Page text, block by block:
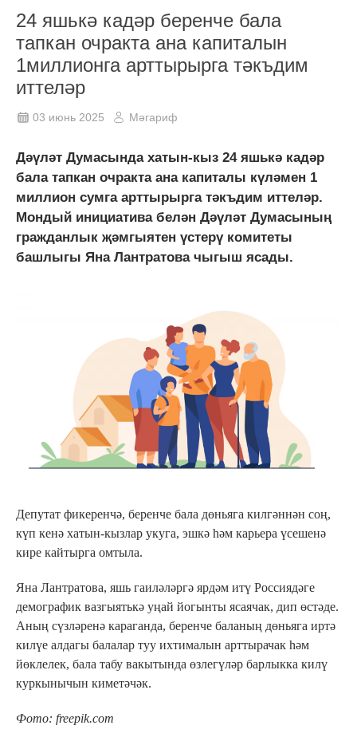
24 яшькә кадәр беренче бала
тапкан очракта ана капиталын
1миллионга арттырырга тәкъдим
иттеләр
03 июнь 2025 Мәгариф
Дәүләт Думасында хатын-кыз 24 яшькә кадәр
бала тапкан очракта ана капиталы күләмен 1
миллион сумга арттырырга тәкъдим иттеләр.
Мондый инициатива белән Дәүләт Думасының
гражданлык җәмгыятен үстерү комитеты
башлыгы Яна Лантратова чыгыш ясады.
Депутат фикеренчә, беренче бала дөньяга килгәннән соң,
күп кенә хатын-кызлар укуга, эшкә һәм карьера үсешенә
кире кайтырга омтыла.
Яна Лантратова, яшь гаиләләргә ярдәм итү Россиядәге
демографик вазгыятькә уңай йогынты ясаячак, дип өстәде.
Аның сүзләренә караганда, беренче баланың дөньяга иртә
килүе алдагы балалар туу ихтималын арттырачак һәм
йөклелек, бала табу вакытында өзлегүләр барлыкка килү
куркынычын киметәчәк.
Фото: freepik.com